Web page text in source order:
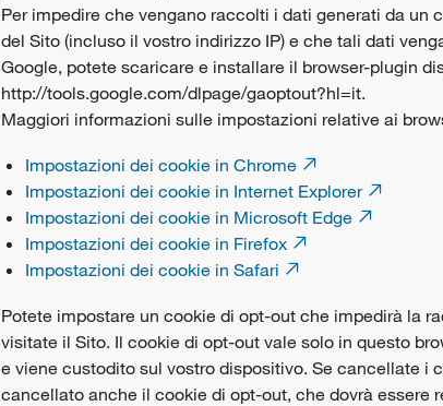
Per impedire che vengano raccolti i dati generati da un
del Sito (incluso il vostro indirizzo IP) e che tali dati
Google, potete scaricare e installare il browser-plugin
http://tools.google.com/dlpage/gaoptout?hl=it.
Maggiori informazioni sulle impostazioni relative ai
Impostazioni dei cookie in Chrome
Impostazioni dei cookie in Internet Explorer
Impostazioni dei cookie in Microsoft Edge
Impostazioni dei cookie in Firefox
Impostazioni dei cookie in Safari
Potete impostare un cookie di opt-out che impedirà la
visitate il Sito. Il cookie di opt-out vale solo in questo
e viene custodito sul vostro dispositivo. Se cancellate i
cancellato anche il cookie di opt-out, che dovrà essere